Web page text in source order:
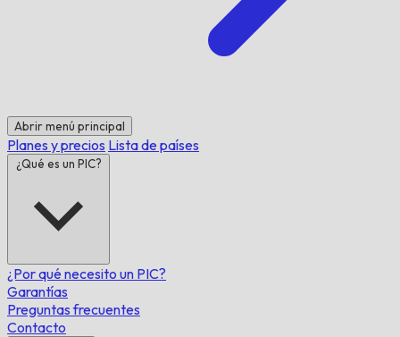
Abrir menú principal
Planes y precios Lista de países
¿Qué es un PIC?
¿Por qué necesito un PIC?
Garantías
Preguntas frecuentes
Contacto